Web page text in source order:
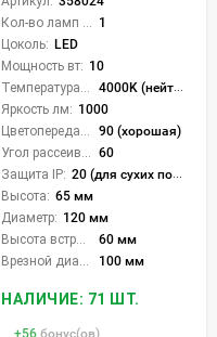
1
Цоколь: LED
Мощность вт: 10
4000K (нейтральный)
Яркость лм: 1000
90 (хорошая)
60
Защита IP: 20 (для сухих пом.)
Высота: 65 мм
Диаметр: 120 мм
60 мм
100 мм
НАЛИЧИЕ: 71 ШТ.
+56 бонус(ов)